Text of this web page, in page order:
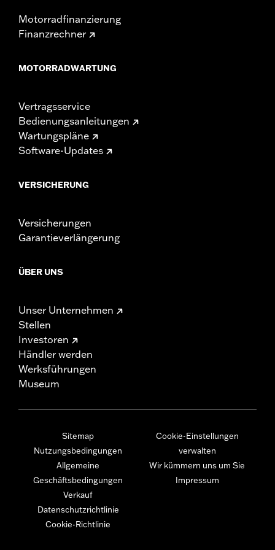
Motorradfinanzierung
Finanzrechner
MOTORRADWARTUNG
Vertragsservice
Bedienungsanleitungen
Wartungspläne
Software-Updates
VERSICHERUNG
Versicherungen
Garantieverlängerung
ÜBER UNS
Unser Unternehmen
Stellen
Investoren
Händler werden
Werksführungen
Museum
Sitemap
Nutzungsbedingungen
Allgemeine
Geschäftsbedingungen
Verkauf
Datenschutzrichtlinie
Cookie-Richtlinie
Cookie-Einstellungen
verwalten
Wir kümmern uns um Sie
Impressum